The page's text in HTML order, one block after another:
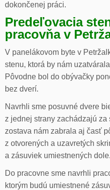
dokončenej práci.
Predeľovacia
pracovňa v
V panelákovom byte v
stenu, ktorá by nám
Pôvodne bol do obývačky
bez dverí.
Navrhli sme posuvné dvere
z jednej strany zachádzajú
zostava nám zabrala aj časť
z otvorených a uzavretých
a zásuviek umiestnených dole.
Do pracovne sme navrhli
ktorým budú umiestnené